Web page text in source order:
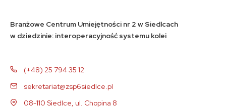
Branżowe Centrum Umiejętności nr 2 w Siedlcach
w dziedzinie: interoperacyjność systemu kolei
(+48) 25 794 35 12
sekretariat@zsp6siedlce.pl
08-110 Siedlce, ul. Chopina 8